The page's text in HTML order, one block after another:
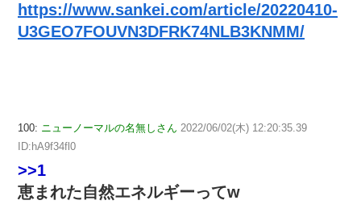
https://www.sankei.com/article/20220410-
U3GEO7FOUVN3DFRK74NLB3KNMM/
100: ニューノーマルの名無しさん 2022/06/02(木) 12:20:35.39
ID:hA9f34fl0
>>1
恵まれた自然エネルギーってw